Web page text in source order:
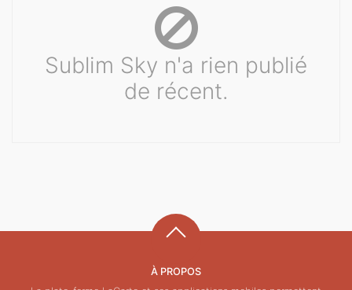
Sublim Sky n'a rien publié
de récent.
À PROPOS